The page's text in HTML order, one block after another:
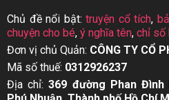
Chủ đề nổi bật:truyện cổ tích,
chuyện cho bé, ý nghĩa tên, chỉ số
Đơn vị chủ Quản: CÔNG TY CỔ
Mã số thuế: 0312926237
Địa chỉ:369 đường Phan Đình